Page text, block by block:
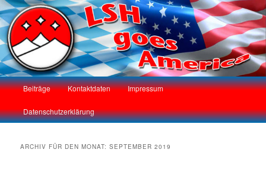
LSH goes America
Hauptmenü
Zum
Inhalt
wechseln
Zum
sekundären
Beiträge Kontaktdaten Impressum
Datenschutzerklärung
ARCHIV FÜR DEN MONAT:SEPTEMBER 2019